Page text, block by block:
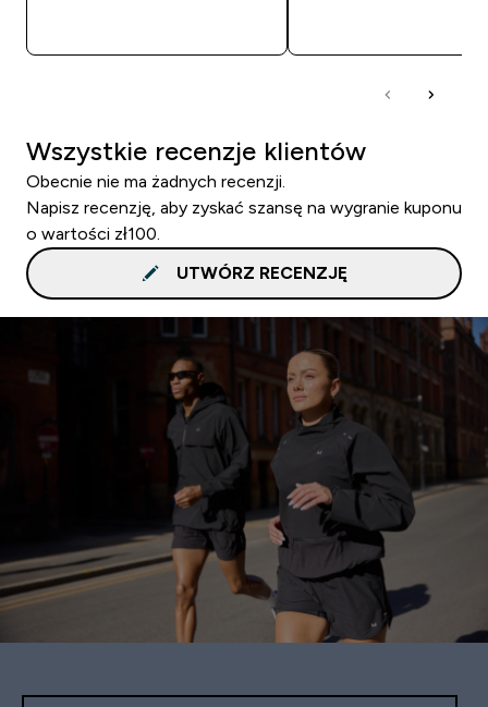
Wszystkie recenzje klientów
Obecnie nie ma żadnych recenzji.
Napisz recenzję, aby zyskać szansę na wygranie kuponu
o wartości zł100.
UTWÓRZ RECENZJĘ